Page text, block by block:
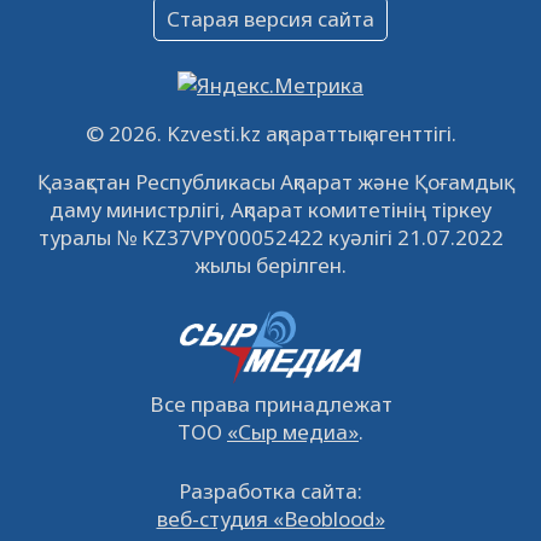
Объявление
09.12.2022
Свободные рабочие места
встречу с инвесторами в Кызылорде 22
ноября
21.11.2022 14951 0
© 2026. Kzvesti.kz ақпараттық агенттігі.
Қазақстан Республикасы Ақпарат және Қоғамдық
даму министрлігі, Ақпарат комитетінің тіркеу
туралы № KZ37VPY00052422 куәлігі 21.07.2022
жылы берілген.
Все права принадлежат
ТОО «Сыр медиа».
Старая версия сайта
Разработка сайта:
веб-студия «Beoblood»